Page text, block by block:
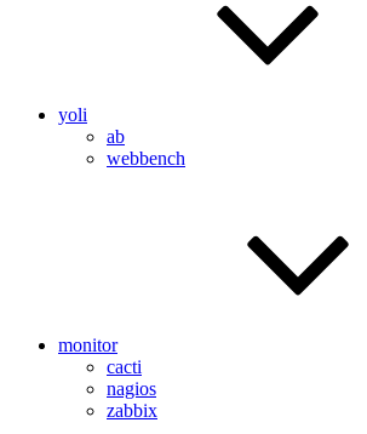
yoli
ab
webbench
monitor
cacti
nagios
zabbix